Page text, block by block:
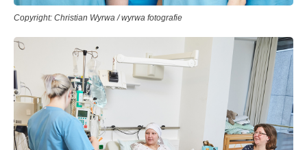
Copyright: Christian Wyrwa / wyrwa fotografie